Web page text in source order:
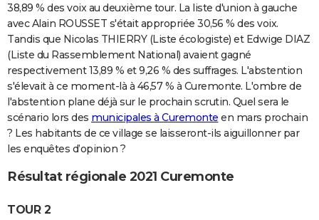
FORUM
Bricolage
Lifestyle
Culture
Sport
Auto
Television
Voyage
Cinema
38,89 % des voix au deuxième tour. La liste d'union à gauche
avec Alain ROUSSET s'était appropriée 30,56 % des voix.
Tandis que Nicolas THIERRY (Liste écologiste) et Edwige DIAZ
(Liste du Rassemblement National) avaient gagné
respectivement 13,89 % et 9,26 % des suffrages. L'abstention
s'élevait à ce moment-là à 46,57 % à Curemonte. L'ombre de
l'abstention plane déjà sur le prochain scrutin. Quel sera le
scénario lors des municipales à Curemonte en mars prochain
? Les habitants de ce village se laisseront-ils aiguillonner par
les enquêtes d’opinion ?
Résultat régionale 2021 Curemonte
TOUR 2